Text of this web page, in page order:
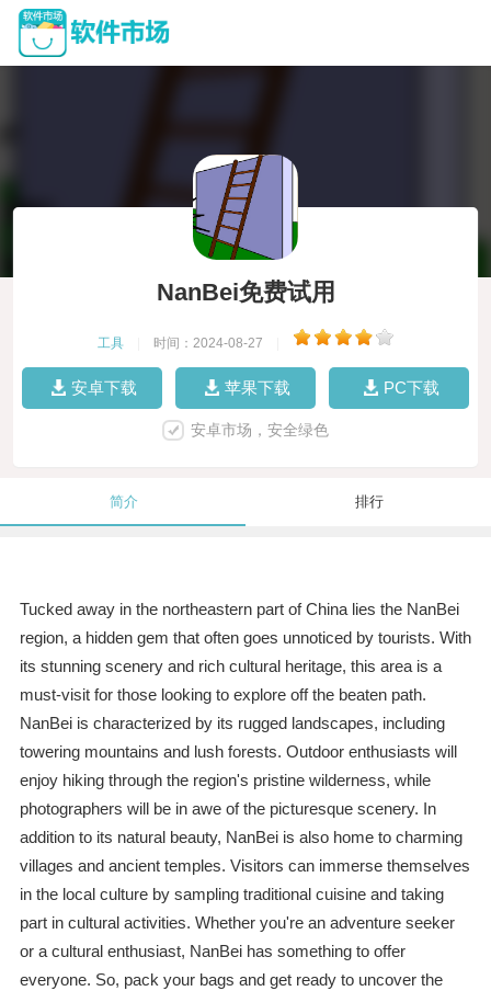
NanBei免费试用
工具 时间：2024-08-27
安卓下载 苹果下载 PC下载
安卓市场，安全绿色
简介 排行
Tucked away in the northeastern part of China lies the NanBei
region, a hidden gem that often goes unnoticed by tourists. With
its stunning scenery and rich cultural heritage, this area is a
must-visit for those looking to explore off the beaten path.
NanBei is characterized by its rugged landscapes, including
towering mountains and lush forests. Outdoor enthusiasts will
enjoy hiking through the region's pristine wilderness, while
photographers will be in awe of the picturesque scenery. In
addition to its natural beauty, NanBei is also home to charming
villages and ancient temples. Visitors can immerse themselves
in the local culture by sampling traditional cuisine and taking
part in cultural activities. Whether you're an adventure seeker
or a cultural enthusiast, NanBei has something to offer
everyone. So, pack your bags and get ready to uncover the